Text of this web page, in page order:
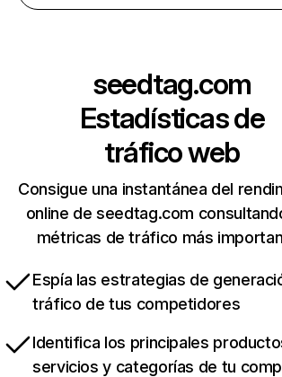
seedtag.com
Estadísticas de
tráfico web
Consigue una instantánea del
online de seedtag.com
métricas de tráfico más
Espía las estrategias de
tráfico de tus competidores
Identifica los principales
servicios y categorías de tu